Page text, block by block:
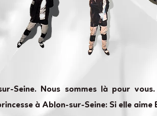
Seine. Nous sommes là pour
à Ablon-sur-Seine: Si elle aime